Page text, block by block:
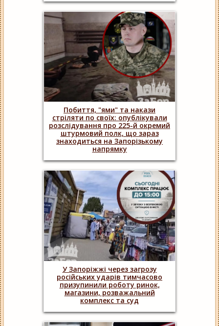
Побиття, "ями" та накази
стріляти по своїх: опублікували
розслідування про 225-й окремий
штурмовий полк, що зараз
знаходиться на Запорізькому
напрямку
У Запоріжжі через загрозу
російських ударів тимчасово
призупинили роботу ринок,
магазини, розважальний
комплекс та суд